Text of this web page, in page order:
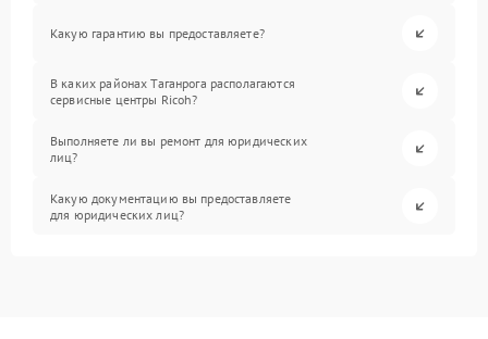
Какую гарантию вы предоставляете?
В каких районах Таганрога располагаются
сервисные центры Ricoh?
Выполняете ли вы ремонт для юридических
лиц?
Какую документацию вы предоставляете
для юридических лиц?